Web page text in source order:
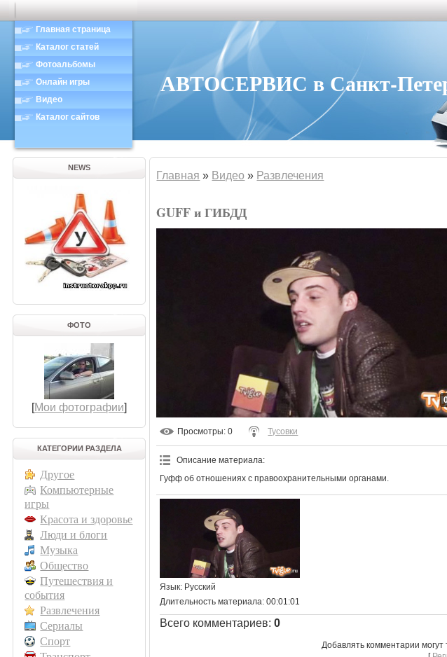
Главная страница
Каталог статей
Фотоальбомы
Онлайн игры
Видео
Каталог сайтов
АВТОСЕРВИС в Санкт-
NEWS
ФОТО
[Мои фотографии]
КАТЕГОРИИ РАЗДЕЛА
Другое
Компьютерные
игры
Красота и здоровье
Люди и блоги
Музыка
Общество
Путешествия и
события
Развлечения
Сериалы
Спорт
Главная » Видео » Развлечения
GUFF и ГИБДД
Просмотры: 0 Тусовки
Описание материала:
Гуфф об отношениях с правоохранительными органами.
Язык: Русский
Длительность материала: 00:01:01
Всего комментариев:0
Добавлять комментарии могут